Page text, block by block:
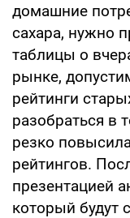
домашние
сахара, нужно
таблицы о
рынке,
рейтинги
разобраться в
резко
рейтингов.
презентацией
который будут